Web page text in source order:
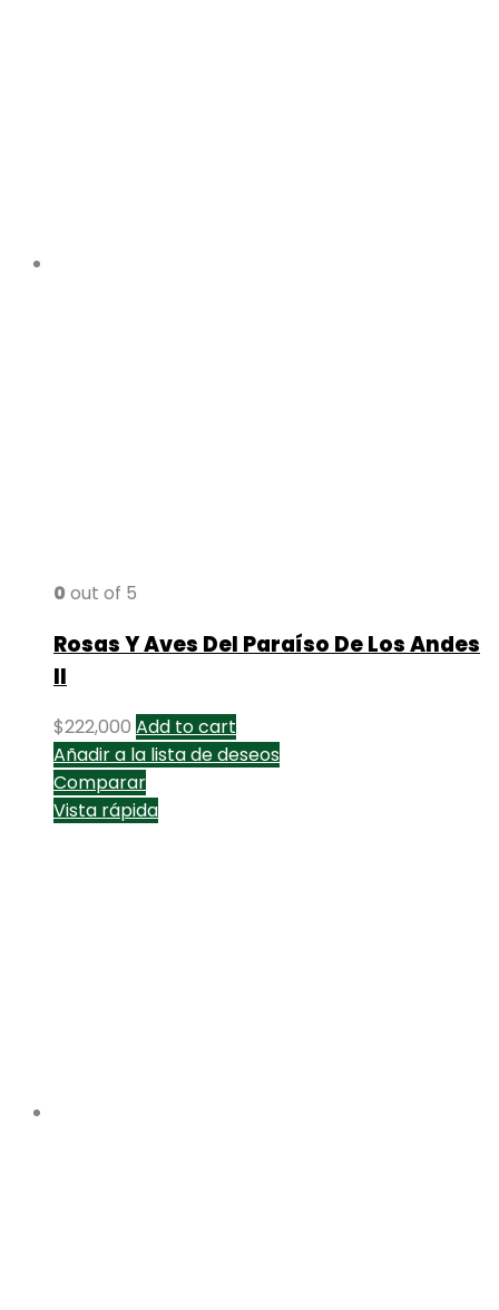
0 out of 5
Rosas Y Aves Del Paraíso De Los Andes
II
$222,000 Add to cart
Añadir a la lista de deseos
Comparar
Vista rápida